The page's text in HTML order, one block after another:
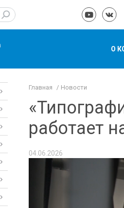
О
Главная Новости
работает
04.06.2026